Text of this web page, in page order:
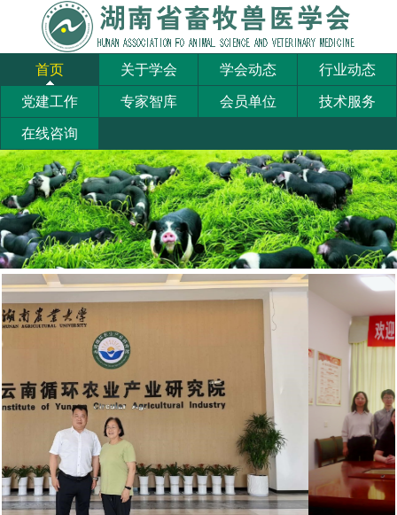
首页 关于学会 学会动态 行业动态
党建工作 专家智库 会员单位 技术服务
在线咨询